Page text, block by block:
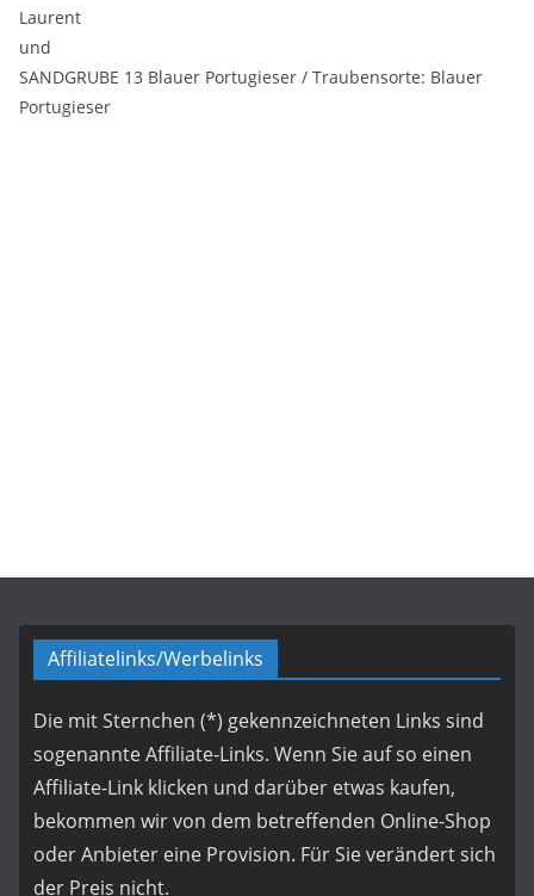
Laurent
und
SANDGRUBE 13 Blauer Portugieser / Traubensorte: Blauer
Portugieser
Affiliatelinks/Werbelinks
Die mit Sternchen (*) gekennzeichneten Links sind
sogenannte Affiliate-Links. Wenn Sie auf so einen
Affiliate-Link klicken und darüber etwas kaufen,
bekommen wir von dem betreffenden Online-Shop
oder Anbieter eine Provision. Für Sie verändert sich
der Preis nicht.